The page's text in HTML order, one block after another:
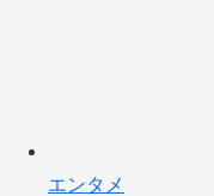
エンタメ